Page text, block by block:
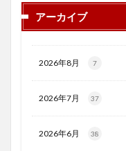
アーカイブ
2026年8月 7
2026年7月 37
2026年6月 38